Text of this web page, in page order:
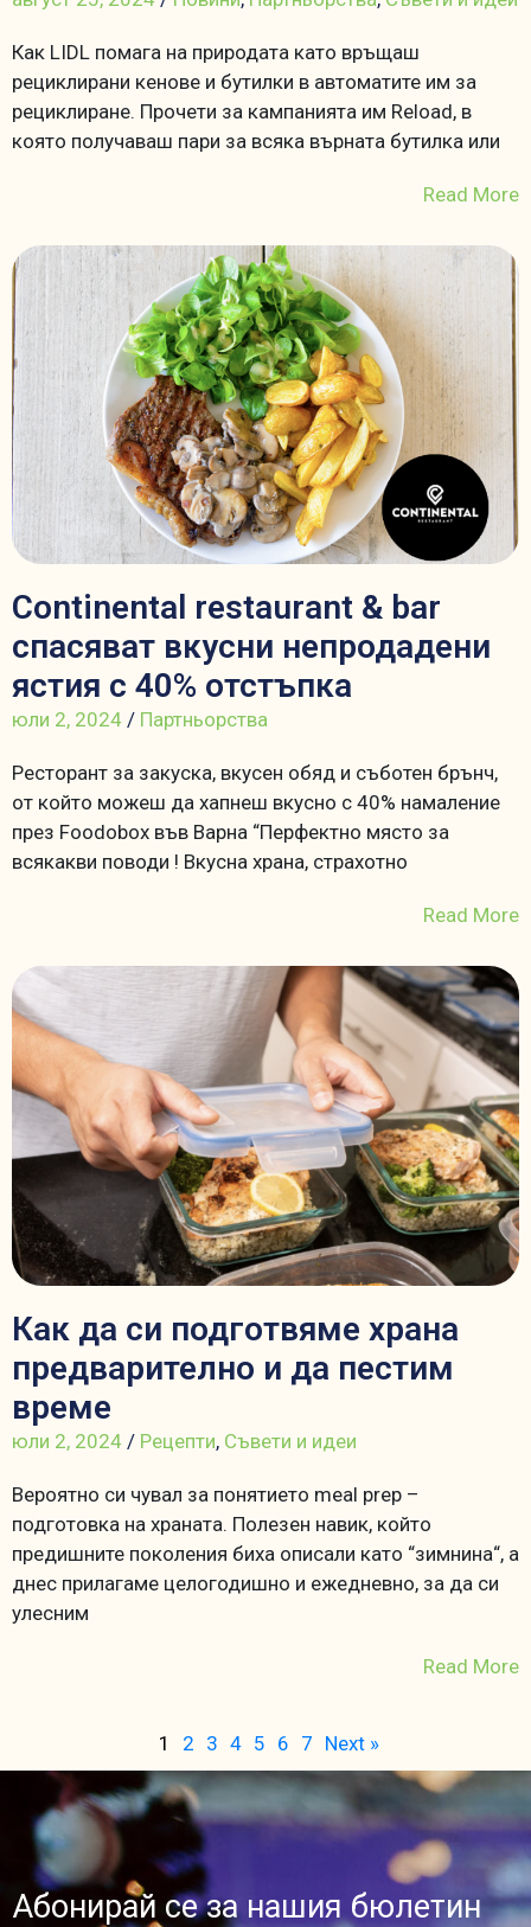
Как LIDL помага на природата като връщаш
рециклирани кенове и бутилки в автоматите им за
рециклиране. Прочети за кампанията им Reload, в
която получаваш пари за всяка върната бутилка или
Read More
Continental restaurant & bar
спасяват вкусни непродадени
ястия с 40% отстъпка
юли 2, 2024 / Партньорства
Ресторант за закуска, вкусен обяд и съботен брънч,
от който можеш да хапнеш вкусно с 40% намаление
през Foodobox във Варна “Перфектно място за
всякакви поводи ! Вкусна храна, страхотно
Read More
Как да си подготвяме храна
предварително и да пестим
време
юли 2, 2024 / Рецепти, Съвети и идеи
Вероятно си чувал за понятието meal prep –
подготовка на храната. Полезен навик, който
предишните поколения биха описали като “зимнина“, а
днес прилагаме целогодишно и ежедневно, за да си
улесним
Read More
1 2 3 4 5 6 7 Next »
Абонирай се за нашия бюлетин